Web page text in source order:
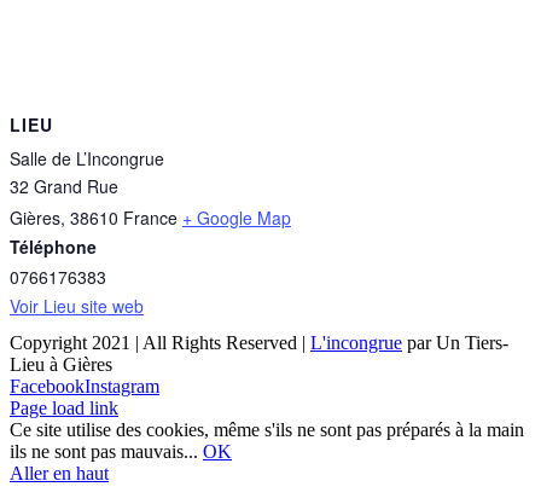
LIEU
Salle de L’Incongrue
32 Grand Rue
Gières, 38610 France + Google Map
Téléphone
0766176383
Voir Lieu site web
Copyright 2021 | All Rights Reserved | L'incongrue par Un Tiers-
Lieu à Gières
FacebookInstagram
Page load link
Ce site utilise des cookies, même s'ils ne sont pas préparés à la main
ils ne sont pas mauvais... OK
Aller en haut